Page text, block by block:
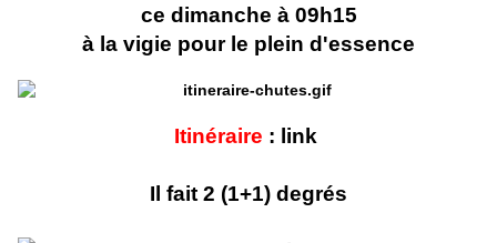
ce dimanche à 09h15
à la vigie pour le plein d'essence
Itinéraire : link
Il fait 2 (1+1) degrés